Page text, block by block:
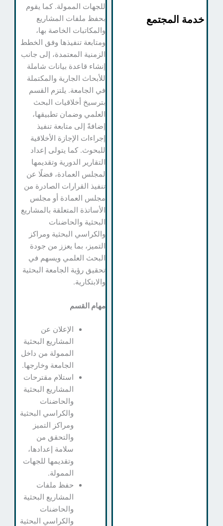
المجتمع
للجهات الممولة. كما يقوم
بحفظ ملفات المشاريع
والمكاتبات الخاصة بها،
ومتابعة تنفيذها وفق الخطط
الزمنية المعتمدة، إلى جانب
إنشاء قاعدة بيانات شاملة
للأبحاث الجارية والمكتملة
في الجامعة. يلتزم القسم
بترسيخ أخلاقيات البحث
العلمي وضمان تطبيقها،
إضافةً إلى متابعة تنفيذ
إجراءات الإجازة الأخلاقية
للبحوث. كما يتولى إعداد
التقارير الدورية وتقديمها
لمجلس العمادة، فضلًا عن
تنفيذ القرارات الصادرة من
مجلس العمادة أو مجلس
الأساتذة المتعلقة بالمشاريع
البحثية والحاضنات
والكراسي البحثية ومراكز
التميز، بما يعزز من جودة
البحث العلمي ويسهم في
تحقيق رؤية الجامعة البحثية
والابتكارية.
مهام القسم
الإعلان عن
المشاريع البحثية
الممولة من داخل
الجامعة وخارجها.
استلام مقترحات
المشاريع البحثية
والحاضنات
والكراسي البحثية
ومراكز التميز
والتحقق من
سلامة إعدادها،
وتقديمها للجهات
الممولة.
حفظ ملفات
المشاريع البحثية
والحاضنات
والكراسي البحثية